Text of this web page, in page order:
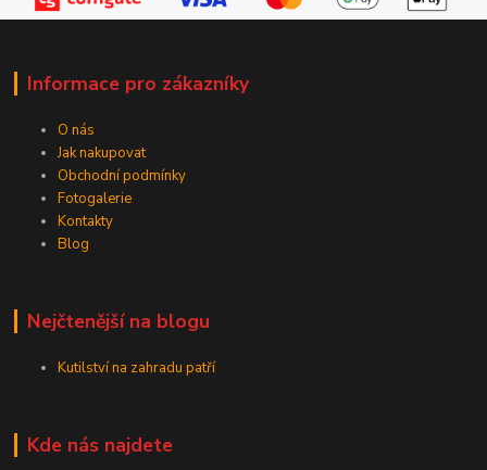
Informace pro zákazníky
O nás
Jak nakupovat
Obchodní podmínky
Fotogalerie
Kontakty
Blog
Nejčtenější na blogu
Kutilství na zahradu patří
Kde nás najdete